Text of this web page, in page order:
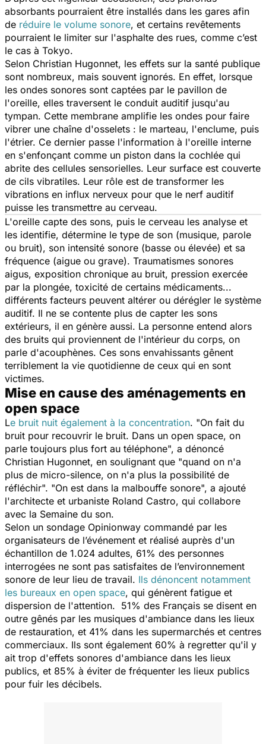
absorbants pourraient être installés dans les gares afin
de réduire le volume sonore, et certains revêtements
pourraient le limiter sur l'asphalte des rues, comme c’est
le cas à Tokyo.
Selon Christian Hugonnet, les effets sur la santé publique
sont nombreux, mais souvent ignorés. En effet, lorsque
les ondes sonores sont captées par le pavillon de
l'oreille, elles traversent le conduit auditif jusqu'au
tympan. Cette membrane amplifie les ondes pour faire
vibrer une chaîne d'osselets : le marteau, l'enclume, puis
l'étrier. Ce dernier passe l'information à l'oreille interne
en s'enfonçant comme un piston dans la cochlée qui
abrite des cellules sensorielles. Leur surface est couverte
de cils vibratiles. Leur rôle est de transformer les
vibrations en influx nerveux pour que le nerf auditif
puisse les transmettre au cerveau.
L'oreille capte des sons, puis le cerveau les analyse et
les identifie, détermine le type de son (musique, parole
ou bruit), son intensité sonore (basse ou élevée) et sa
fréquence (aigue ou grave). Traumatismes sonores
aigus, exposition chronique au bruit, pression exercée
par la plongée, toxicité de certains médicaments...
différents facteurs peuvent altérer ou dérégler le système
auditif. Il ne se contente plus de capter les sons
extérieurs, il en génère aussi. La personne entend alors
des bruits qui proviennent de l'intérieur du corps, on
parle d'acouphènes. Ces sons envahissants gênent
terriblement la vie quotidienne de ceux qui en sont
victimes.
Mise en cause des aménagements en
open space
Le bruit nuit également à la concentration. "On fait du
bruit pour recouvrir le bruit. Dans un open space, on
parle toujours plus fort au téléphone", a dénoncé
Christian Hugonnet, en soulignant que "quand on n'a
plus de micro-silence, on n'a plus la possibilité de
réfléchir". "On est dans la malbouffe sonore", a ajouté
l'architecte et urbaniste Roland Castro, qui collabore
avec la Semaine du son.
Selon un sondage Opinionway commandé par les
organisateurs de l’événement et réalisé auprès d'un
échantillon de 1.024 adultes, 61% des personnes
interrogées ne sont pas satisfaites de l’environnement
sonore de leur lieu de travail. Ils dénoncent notamment
les bureaux en open space, qui génèrent fatigue et
dispersion de l'attention. 51% des Français se disent en
outre gênés par les musiques d'ambiance dans les lieux
de restauration, et 41% dans les supermarchés et centres
commerciaux. Ils sont également 60% à regretter qu'il y
ait trop d'effets sonores d'ambiance dans les lieux
publics, et 85% à éviter de fréquenter les lieux publics
pour fuir les décibels.